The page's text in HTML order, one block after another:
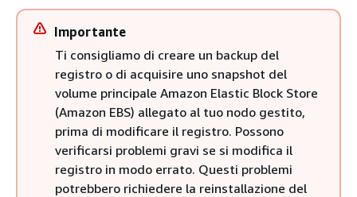
Importante
Ti consigliamo di creare un backup del
registro o di acquisire uno snapshot del
volume principale Amazon Elastic Block Store
(Amazon EBS) allegato al tuo nodo gestito,
prima di modificare il registro. Possono
verificarsi problemi gravi se si modifica il
registro in modo errato. Questi problemi
potrebbero richiedere la reinstallazione del